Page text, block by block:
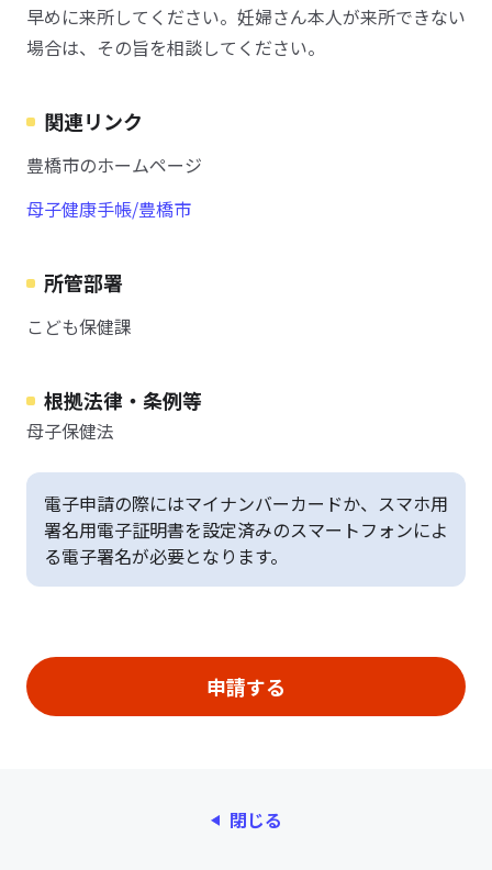
早めに来所してください。妊婦さん本人が来所できない
場合は、その旨を相談してください。
関連リンク
豊橋市のホームページ
母子健康手帳/豊橋市
所管部署
こども保健課
根拠法律・条例等
母子保健法
電子申請の際にはマイナンバーカードか、スマホ用
署名用電子証明書を設定済みのスマートフォンによ
る電子署名が必要となります。
閉じる